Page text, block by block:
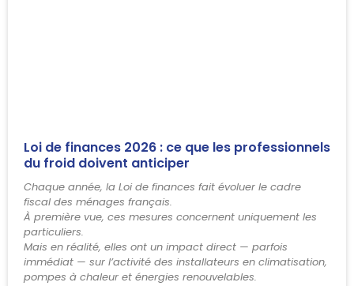
Loi de finances 2026 : ce que les professionnels
du froid doivent anticiper
Chaque année, la Loi de finances fait évoluer le cadre
fiscal des ménages français.
À première vue, ces mesures concernent uniquement les
particuliers.
Mais en réalité, elles ont un impact direct — parfois
immédiat — sur l’activité des installateurs en climatisation,
pompes à chaleur et énergies renouvelables.